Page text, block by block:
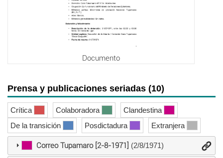
Documento
Prensa y publicaciones seriadas (10)
Crítica Colaboradora
Clandestina
De la transición
Posdictadura Extranjera
Correo Tupamaro [2-8-1971] (2/8/1971)